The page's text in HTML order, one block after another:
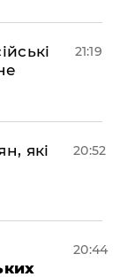
21:19
які
20:52
20:44